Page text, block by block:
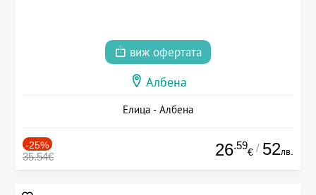
виж офертата
Албена
Елица - Албена
-25%
35.54€ 26.59
€ / 52лв.